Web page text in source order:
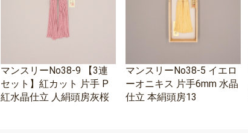
マンスリーNo38-9 【3連
セット】紅カット 片手 P
紅水晶仕立 人絹頭房灰桜
マンスリーNo38-5 イエロ
ーオニキス 片手6mm 水晶
仕立 本絹頭房13